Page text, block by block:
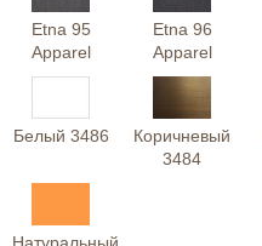
Etna 95
Apparel
Etna 96
Apparel
Белый 3486
Коричневый
3484